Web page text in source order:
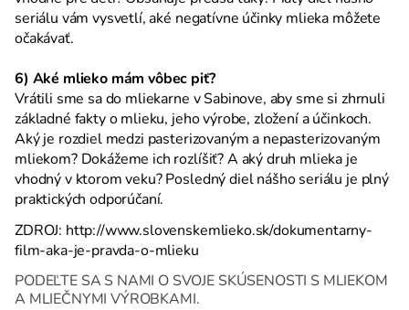
seriálu vám vysvetlí, aké negatívne účinky mlieka môžete
očakávať.
6) Aké mlieko mám vôbec piť?
Vrátili sme sa do mliekarne v Sabinove, aby sme si zhrnuli
základné fakty o mlieku, jeho výrobe, zložení a účinkoch.
Aký je rozdiel medzi pasterizovaným a nepasterizovaným
mliekom? Dokážeme ich rozlíšiť? A aký druh mlieka je
vhodný v ktorom veku? Posledný diel nášho seriálu je plný
praktických odporúčaní.
ZDROJ: http://www.slovenskemlieko.sk/dokumentarny-
film-aka-je-pravda-o-mlieku
PODEĽTE SA S NAMI O SVOJE SKÚSENOSTI S MLIEKOM
A MLIEČNYMI VÝROBKAMI.